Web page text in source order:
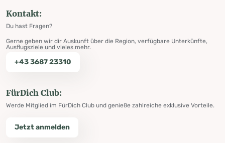
Kontakt:
Du hast Fragen?
Gerne geben wir dir Auskunft über die Region, verfügbare Unterkünfte,
Ausflugsziele und vieles mehr.
+43 3687 23310
FürDich Club:
Werde Mitglied im FürDich Club und genieße zahlreiche exklusive Vorteile.
Jetzt anmelden